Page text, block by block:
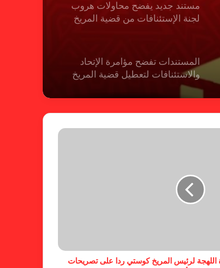
مستند جديد يفضح محاولات هروب
لجنة الإستئنافات من قضية المريخ
المستندات تفضح مؤامرة الإتحاد
والاستئنافات لتعطيل قضية المريخ
حسم قضية المريخ وتنتظر الإتحاد
لجنة المسابقات تفاجئ الإتحاد بشأن
الهبوط والصعود
اللهجة لرئيس المريخ كوستي ردا على تصريحات